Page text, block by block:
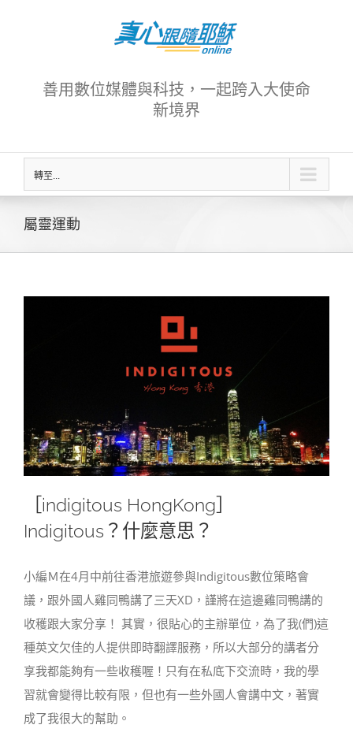
善用數位媒體與科技，一起跨入大使命
新境界
轉至...
屬靈運動
［indigitous HongKong］
Indigitous？什麼意思？
小編Ｍ在4月中前往香港旅遊參與Indigitous數位策略會
議，跟外國人雞同鴨講了三天XD，謹將在這邊雞同鴨講的
收穫跟大家分享！ 其實，很貼心的主辦單位，為了我(們)這
種英文欠佳的人提供即時翻譯服務，所以大部分的講者分
享我都能夠有一些收穫喔！只有在私底下交流時，我的學
習就會變得比較有限，但也有一些外國人會講中文，著實
成了我很大的幫助。